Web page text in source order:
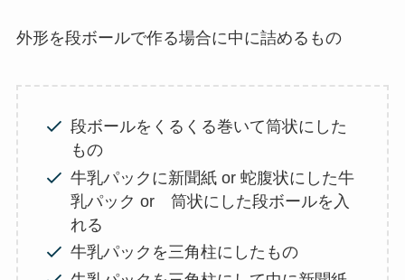
外形を段ボールで作る場合に中に詰めるもの
段ボールをくるくる巻いて筒状にした
もの
牛乳パックに新聞紙 or 蛇腹状にした牛
乳パック or 筒状にした段ボールを入
れる
牛乳パックを三角柱にしたもの